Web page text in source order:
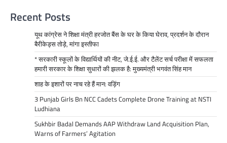
Recent Posts
यूथ कांग्रेस ने शिक्षा मंत्री हरजोत बैंस के घर के किया घेराव, प्रदर्शन के दौरान
बैरीकेड्स तोड़े, मांगा इस्तीफा
* सरकारी स्कूलों के विद्यार्थियों की नीट, जे.ई.ई. और टैलेंट सर्च परीक्षा में सफलता
हमारी सरकार के शिक्षा सुधारों की झलक है: मुख्यमंत्री भगवंत सिंह मान
शाह के इशारों पर नाच रहे हैं मान: वड़िंग
3 Punjab Girls Bn NCC Cadets Complete Drone Training at NSTI
Ludhiana
Sukhbir Badal Demands AAP Withdraw Land Acquisition Plan,
Warns of Farmers’ Agitation